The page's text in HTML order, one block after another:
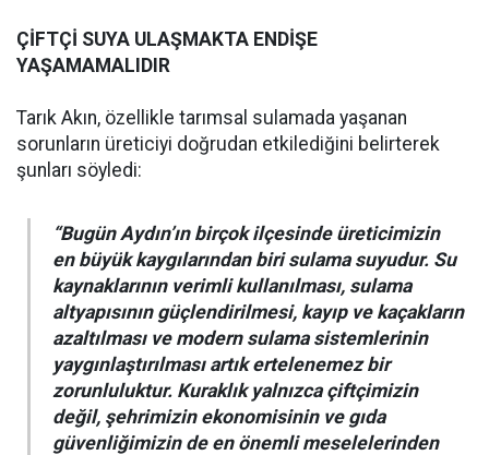
ÇİFTÇİ SUYA ULAŞMAKTA ENDİŞE
YAŞAMAMALIDIR
Tarık Akın, özellikle tarımsal sulamada yaşanan
sorunların üreticiyi doğrudan etkilediğini belirterek
şunları söyledi:
“Bugün Aydın’ın birçok ilçesinde üreticimizin
en büyük kaygılarından biri sulama suyudur. Su
kaynaklarının verimli kullanılması, sulama
altyapısının güçlendirilmesi, kayıp ve kaçakların
azaltılması ve modern sulama sistemlerinin
yaygınlaştırılması artık ertelenemez bir
zorunluluktur. Kuraklık yalnızca çiftçimizin
değil, şehrimizin ekonomisinin ve gıda
güvenliğimizin de en önemli meselelerinden